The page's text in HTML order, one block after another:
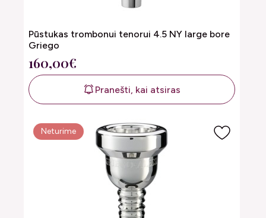
Pūstukas trombonui tenorui 4.5 NY large bore
Griego
160,00€
Pranešti, kai atsiras
Neturime